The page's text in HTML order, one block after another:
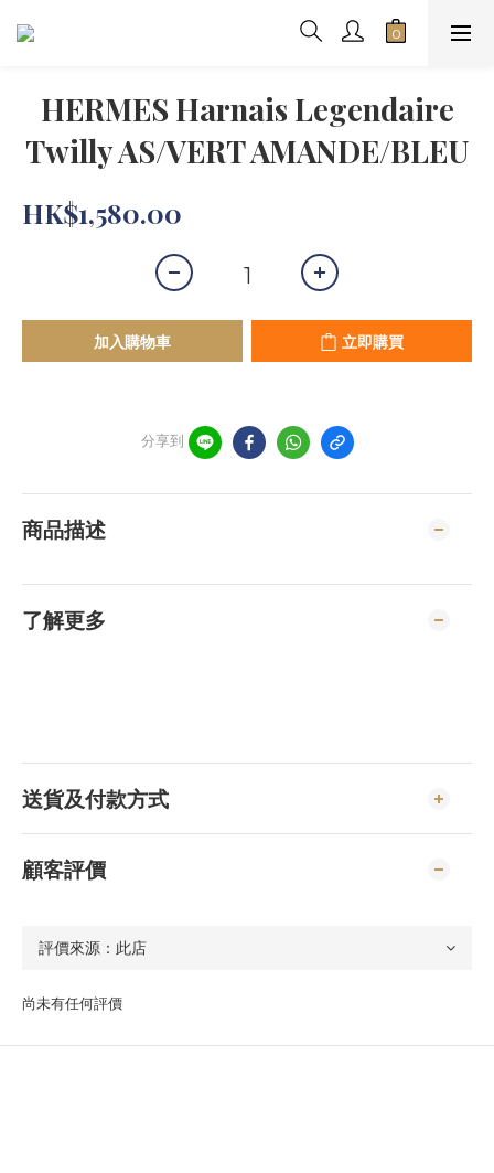
HERMES Harnais Legendaire
Twilly AS/VERT AMANDE/BLEU
HK$1,580.00
加入購物車 立即購買
分享到
商品描述
了解更多
送貨及付款方式
顧客評價
尚未有任何評價